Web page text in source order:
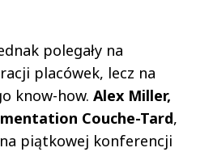
polegały na
placówek, lecz na
know-how. Alex Miller,
Couche-Tard,
piątkowej konferencji